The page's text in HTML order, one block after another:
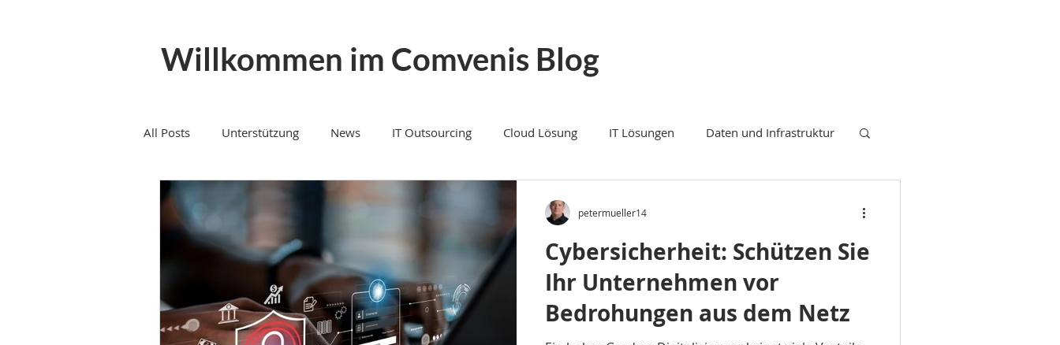
Willkommen im Comvenis Blog
All Posts Unterstützung News IT Outsourcing Cloud Lösung IT Lösungen Daten und Infrastruktur
Telematik IT auslagern IT Dienstleister IP Telefonie IT Support Digitalisierung Unternehmen
IT Partner it support Cybersicherheit Cybersecurity Cloud Speicher Schweiz Cloud Computing
Cybersicherheit: Schützen Sie
Ihr Unternehmen vor
Bedrohungen aus dem Netz
petermueller14